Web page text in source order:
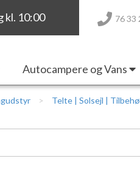
kl. 10:00 76 33
Autocampere og Vans
Telte | Solsejl |